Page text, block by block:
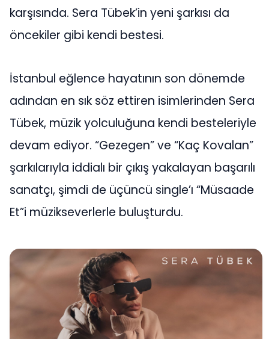
karşısında. Sera Tübek’in yeni şarkısı da
öncekiler gibi kendi bestesi.
İstanbul eğlence hayatının son dönemde
adından en sık söz ettiren isimlerinden Sera
Tübek, müzik yolculuğuna kendi besteleriyle
devam ediyor. “Gezegen” ve “Kaç Kovalan”
şarkılarıyla iddialı bir çıkış yakalayan başarılı
sanatçı, şimdi de üçüncü single’ı “Müsaade
Et”i müzikseverlerle buluşturdu.